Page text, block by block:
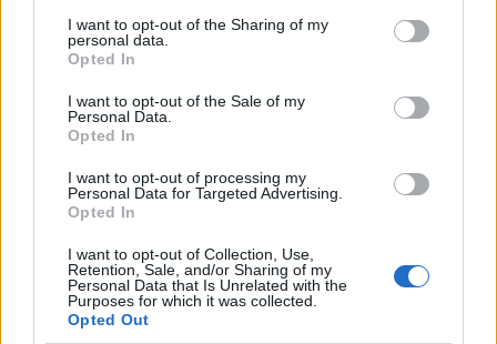
I want to opt-out of the Sharing of my
personal data.
Opted In
I want to opt-out of the Sale of my
Personal Data.
Opted In
I want to opt-out of processing my
Personal Data for Targeted Advertising.
Opted In
I want to opt-out of Collection, Use,
Retention, Sale, and/or Sharing of my
Personal Data that Is Unrelated with the
Purposes for which it was collected.
Opted Out
Infortunato 0 - 0%
Scarica riepilogo
stagionale
Scarica
Giornata